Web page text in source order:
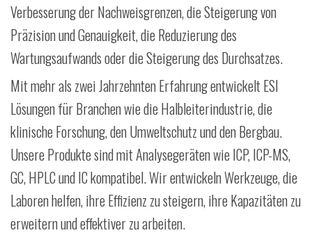
Verbesserung der Nachweisgrenzen, die Steigerung von
Präzision und Genauigkeit, die Reduzierung des
Wartungsaufwands oder die Steigerung des Durchsatzes.
Mit mehr als zwei Jahrzehnten Erfahrung entwickelt ESI
Lösungen für Branchen wie die Halbleiterindustrie, die
klinische Forschung, den Umweltschutz und den Bergbau.
Unsere Produkte sind mit Analysegeräten wie ICP, ICP-MS,
GC, HPLC und IC kompatibel. Wir entwickeln Werkzeuge, die
Laboren helfen, ihre Effizienz zu steigern, ihre Kapazitäten zu
erweitern und effektiver zu arbeiten.